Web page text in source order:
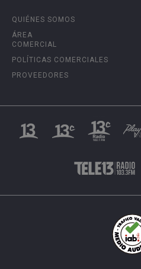
QUIÉNES SOMOS
ÁREA
COMERCIAL
POLÍTICAS COMERCIALES
PROVEEDORES